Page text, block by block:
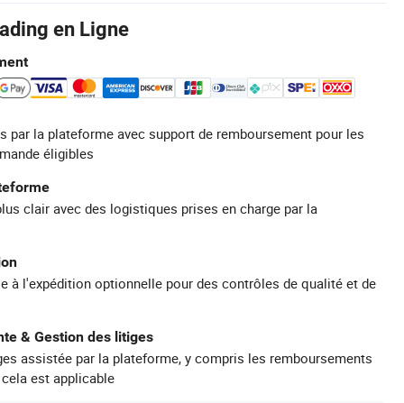
en Ligne
par la plateforme avec support de remboursement pour les
éligibles
clair avec des logistiques prises en charge par la
à l'expédition optionnelle pour des contrôles de qualité et de
& Gestion des litiges
assistée par la plateforme, y compris les remboursements
est applicable